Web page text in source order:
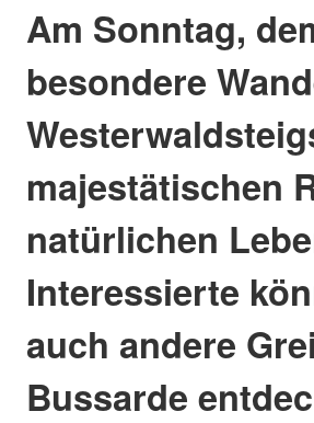
Am Sonntag,
besondere
majestätischen
natürlichen
Interessierte
auch andere
Bussarde